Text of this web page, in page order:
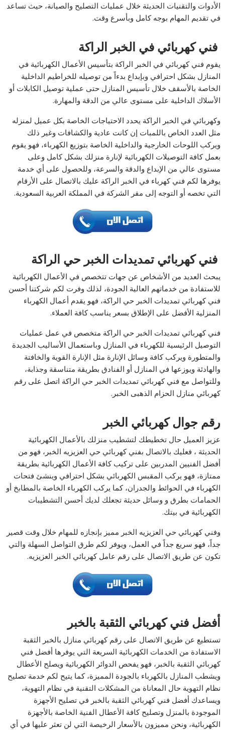
الأدوات والتقنيات الحديثة خلال عمليات التصليح والصيانة، حيث تساعد
في تقديم المهام بوجه كامل وبأسرع وقت.
فني كهربائي في الخبر الراكة
يقوم فني كهربائي في الخبر الراكة بتأسيس الأعمال الكهربائية في
المنازل بشكل احترافي وبإبداع بدءاً من توصيله للخراطيم الداخلية
الخاصة بالأسقف خلال تأسيس المنازل حتى عملية توصيل الكابلات أو
الأسلاك الداخلية على مستوى عالي من الدقة والمهارة.
وكهربائي في الخبر الراكة يحدد الاحتياجات الخاصة بكل عميل لمنزله
مثل العدد الخاص باللمبات إن كانت عادية والكشافات وغير ذلك
ويركب اللوحات الخارجية والداخلية الخاصة بتوزيع الكهرباء، فهو يقوم
بعمل كافة التوصيلات الكهربائية لإنارة منزلك بشكل كامل وعلى
مستوى عالي من الإبداع والدقة والسرعة، وللحصول على أي خدمة
يوفرها لكم فني كهرباء في الخبر الراكة عليك بالاتصال على الأرقام
التي تخصه أو التوجه إلى مقر الشركة في المملكة العربية السعودية.
فني كهربائي تمديدات الخبر حي الراكة
يبحث العديد من الأشخاص عن جهات تتخصص في الأعمال الكهربائية
للاستفادة من خدماتهم العالية الجودة، لذلك وفرت لكم شركتنا أحسن
فني كهربائي تمديدات الخبر حي الراكة، فهو يقدم أعمال الكهرباء
المنزلية الأفضل على الإطلاق بسعر يناسب كافة العملاء.
فني كهربائي تمديدات الخبر حي الراكة متخصص في عمل عمليات
التوصيل الرئيسية للكهرباء في المنازل وباستعمال الأساليب الجديدة
والمتطورة ويركب كافة وسائل الإنارة مثل الإنارة القوية والخافتة
والهادئة ويوزعها في المنازل أو الفنادق بطريقة متناسقة وجذابة،
وللتواصل مع فني كهربائي تمديدات الخبر حي الراكة اتصل على رقم
كهربائي منازل الحزام الذهبى الخبر.
رقم جوال كهربائي الخبر
عزيز العميل حال تخطيطك لتشطيب منزلك بالأعمال الكهربائية
الحديثة ، فعليك بالاتصال بفني كهربائي حي العزيزيه الخبر، فهو من
أفضل الفنيين المدربين على تركيب كافة الأعمال الكهربائية بطريقة
ممتازة، فهو يركب المقبس الكهربائي بشكل احترافي وينشئ فتحات
الكهرباء في الحوائط والجدران، كما يركب الكهرباء الخاصة بالمطابخ أو
الحمامات بطرق و وسائل حديثة تجعلك لديك أحسن التشطيبات
الكهربائية في بيتك.
وفني كهربائي حي العزيزيه الخبر مميز بإنجازه للمهام خلال وقت قصير
جداً، فهو سريع جداً في العمل، ويوفر لكم طرق التواصل السهلة والتي
تكون عن طريق الاتصال على رقم عامل كهربائي الخبر العزيزيه.
أفضل فني كهربائي الثقبة بالخبر
تستطيع عن طريق الاتصال على رقم كهربائي منازل بالخبر الثقبة
الاستفادة من الخدمات الكهربائية السريعة التي يوفرها أفضل فني
كهربائي الثقبة بالخبر، فهو يفحص الدوائر الكهربائية ويصلح الأعطال
ويشطب المنازل بالكهرباء بالجودة المميزة، كما يتيح لكم خدمة تصليح
نظام التهوية حال المعاناة من المشكلات التقنية في نظام التهوية،
ويساعدك أفضل فني كهربائي الثقبة بالخبر في تصليح الأجهزة
الموجودة بالمنزل وتصليح كافة الأعطال الفنية الخاصة بالأجهزة
الكهربائية، ونحن مميزون بالأسعار الرخيصة التي لن تعثر عليها في أي